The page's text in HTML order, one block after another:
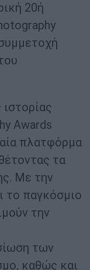
20ή
Awards
πλατφόρμα
τα
Με την
το παγκόσμιο
την
των
καθώς και